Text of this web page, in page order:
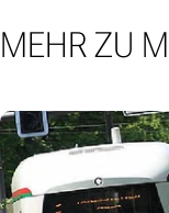
MEHR ZU